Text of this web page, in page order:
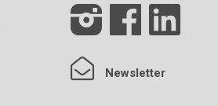
Newsletter